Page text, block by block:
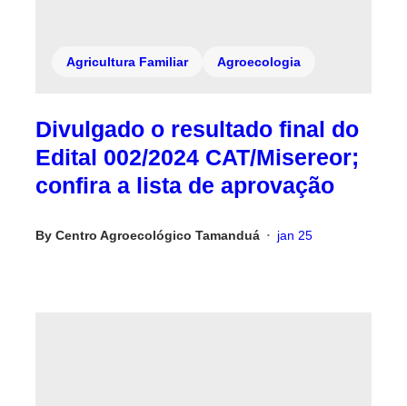
Agricultura Familiar Agroecologia
Divulgado o resultado final do
Edital 002/2024 CAT/Misereor;
confira a lista de aprovação
By Centro Agroecológico Tamanduá • jan 25